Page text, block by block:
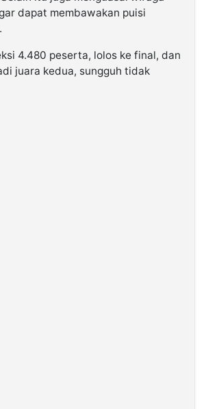
dapat membawakan puisi
4.480 peserta, lolos ke final, dan
juara kedua, sungguh tidak